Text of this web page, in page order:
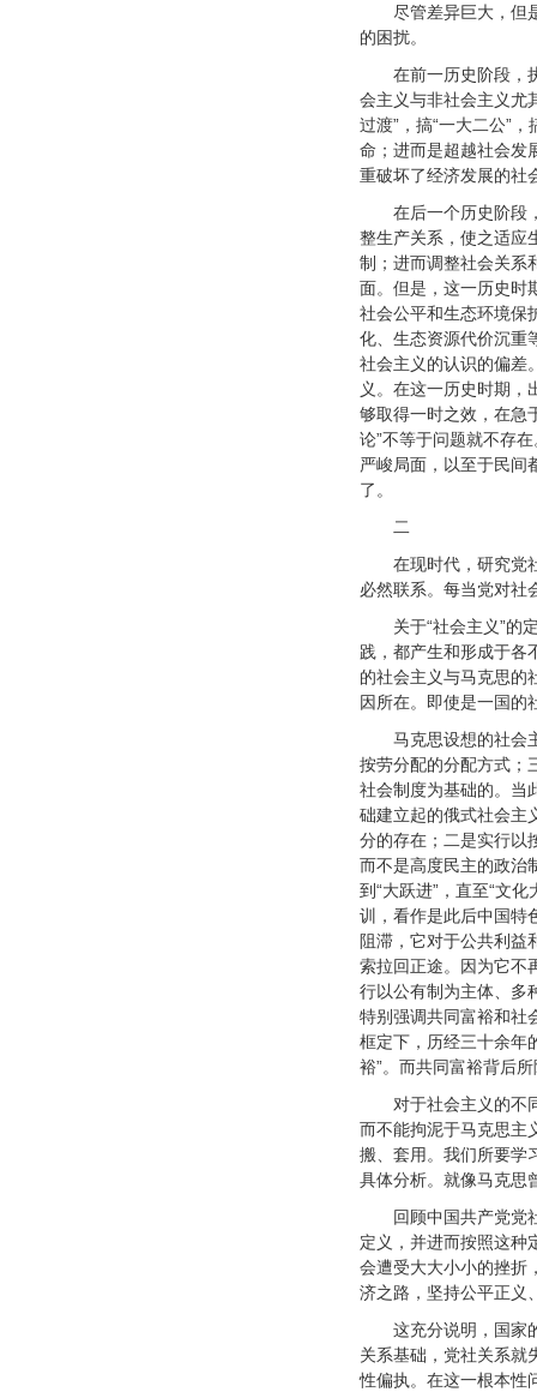
尽管差异巨大，但
的困扰。
在前一历史阶段，
会主义与非社会主义尤
过渡”，搞“一大二公”
命；进而是超越社会发
重破坏了经济发展的社
在后一个历史阶段
整生产关系，使之适应
制；进而调整社会关系
面。但是，这一历史时
社会公平和生态环境保
化、生态资源代价沉重
社会主义的认识的偏差
义。在这一历史时期，
够取得一时之效，在急
论”不等于问题就不存
严峻局面，以至于民间
了。
二
在现时代，研究党
必然联系。每当党对社
关于“社会主义”的
践，都产生和形成于各
的社会主义与马克思的
因所在。即使是一国的
马克思设想的社会
按劳分配的分配方式；
社会制度为基础的。当
础建立起的俄式社会主
分的存在；二是实行以
而不是高度民主的政治
到“大跃进”，直至“文
训，看作是此后中国特
阻滞，它对于公共利益
索拉回正途。因为它不
行以公有制为主体、多
特别强调共同富裕和社
框定下，历经三十余年
裕”。而共同富裕背后
对于社会主义的不
而不能拘泥于马克思主
搬、套用。我们所要学
具体分析。就像马克思
回顾中国共产党党
定义，并进而按照这种
会遭受大大小小的挫折
济之路，坚持公平正义
这充分说明，国家
关系基础，党社关系就
性偏执。在这一根本性